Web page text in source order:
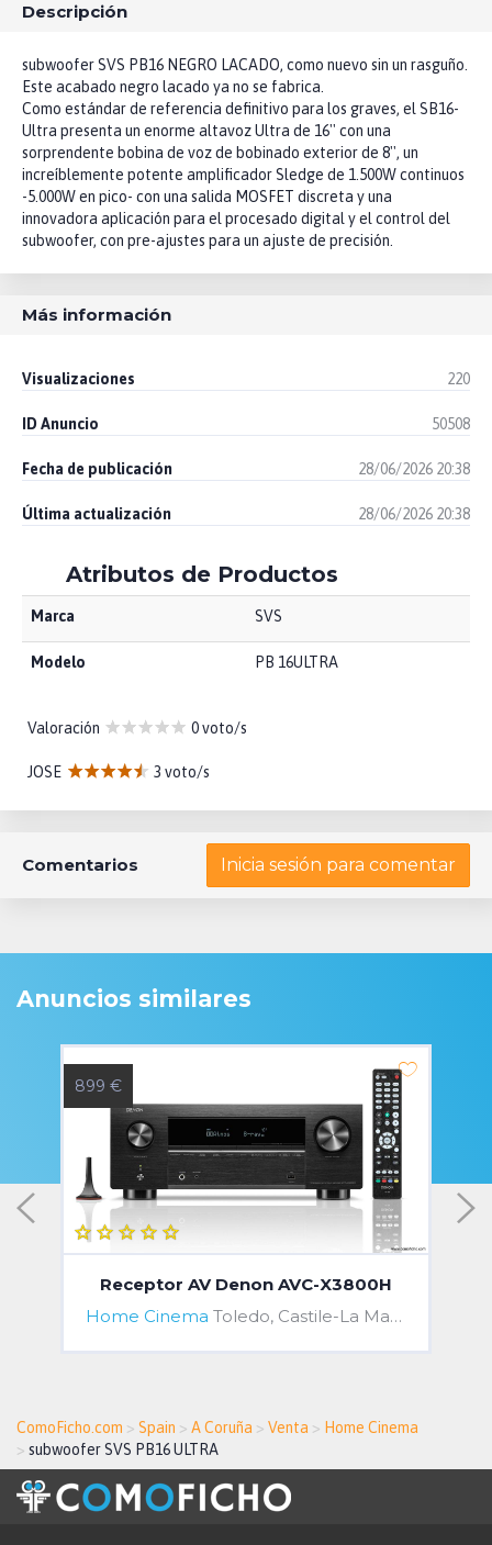
Descripción
subwoofer SVS PB16 NEGRO LACADO, como nuevo sin un rasguño.
Este acabado negro lacado ya no se fabrica.
Como estándar de referencia definitivo para los graves, el SB16-
Ultra presenta un enorme altavoz Ultra de 16'' con una
sorprendente bobina de voz de bobinado exterior de 8'', un
increíblemente potente amplificador Sledge de 1.500W continuos
-5.000W en pico- con una salida MOSFET discreta y una
innovadora aplicación para el procesado digital y el control del
subwoofer, con pre-ajustes para un ajuste de precisión.
Más información
Visualizaciones 220
ID Anuncio 50508
Fecha de publicación 28/06/2026 20:38
Última actualización 28/06/2026 20:38
Atributos de Productos
Marca SVS
Modelo PB 16ULTRA
Valoración 0 voto/s
JOSE 3 voto/s
Inicia sesión para comentar
Comentarios
Anuncios similares
899 €
Receptor AV Denon AVC-X3800H
Home Cinema Toledo, Castile-La Mancha, Spain
ComoFicho.com > Spain > A Coruña > Venta > Home Cinema
> subwoofer SVS PB16 ULTRA